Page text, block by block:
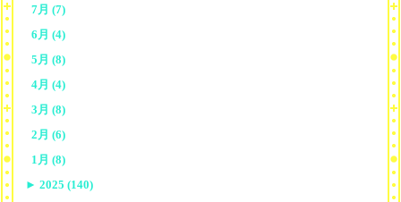
7月 (7)
6月 (4)
5月 (8)
4月 (4)
3月 (8)
2月 (6)
1月 (8)
► 2025 (140)